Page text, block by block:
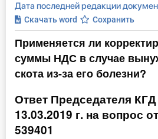
Формы
Консультации
Правовая база
Библиотека бухгалтера
Инструменты
Дата последней редакции
Скачать word Сохранить
Применяется ли
суммы НДС в случае
скота из-за его болезни?
Ответ Председателя
13.03.2019 г. на вопрос
539401